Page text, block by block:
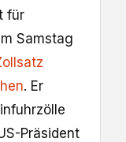
für
Samstag
. Er
Präsident